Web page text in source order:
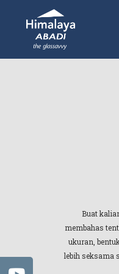
Buat
membahas
ukuran,
lebih seksama